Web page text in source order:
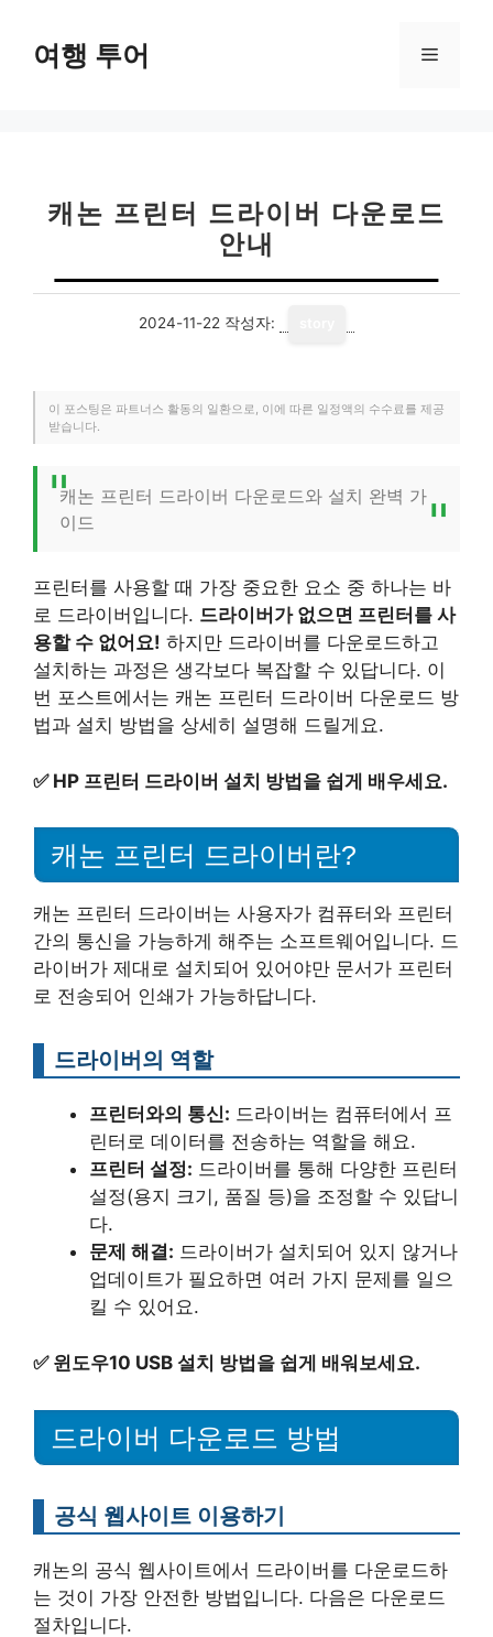
여행 투어 메
캐논 프린터 드라이버 다운로드
안내
2024-11-22 작성자:
이 포스팅은 파트너스 활동의 일환으로, 이에 따른 일정액의 수수료를 제공
받습니다.
캐논 프린터 드라이버 다운로드와 설치 완벽 가
이드
프린터를 사용할 때 가장 중요한 요소 중 하나는 바
로 드라이버입니다. 드라이버가 없으면 프린터를 사
용할 수 없어요! 하지만 드라이버를 다운로드하고
설치하는 과정은 생각보다 복잡할 수 있답니다. 이
번 포스트에서는 캐논 프린터 드라이버 다운로드 방
법과 설치 방법을 상세히 설명해 드릴게요.
✅ HP 프린터 드라이버 설치 방법을 쉽게 배우세요.
캐논 프린터 드라이버란?
캐논 프린터 드라이버는 사용자가 컴퓨터와 프린터
간의 통신을 가능하게 해주는 소프트웨어입니다. 드
라이버가 제대로 설치되어 있어야만 문서가 프린터
로 전송되어 인쇄가 가능하답니다.
드라이버의 역할
프린터와의 통신: 드라이버는 컴퓨터에서 프
린터로 데이터를 전송하는 역할을 해요.
프린터 설정: 드라이버를 통해 다양한 프린터
설정(용지 크기, 품질 등)을 조정할 수 있답니
다.
문제 해결: 드라이버가 설치되어 있지 않거나
업데이트가 필요하면 여러 가지 문제를 일으
킬 수 있어요.
✅ 윈도우10 USB 설치 방법을 쉽게 배워보세요.
드라이버 다운로드 방법
공식 웹사이트 이용하기
캐논의 공식 웹사이트에서 드라이버를 다운로드하
는 것이 가장 안전한 방법입니다. 다음은 다운로드
절차입니다.